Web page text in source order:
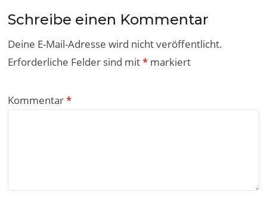
Schreibe einen Kommentar
Deine E-Mail-Adresse wird nicht veröffentlicht.
Erforderliche Felder sind mit* markiert
Kommentar*